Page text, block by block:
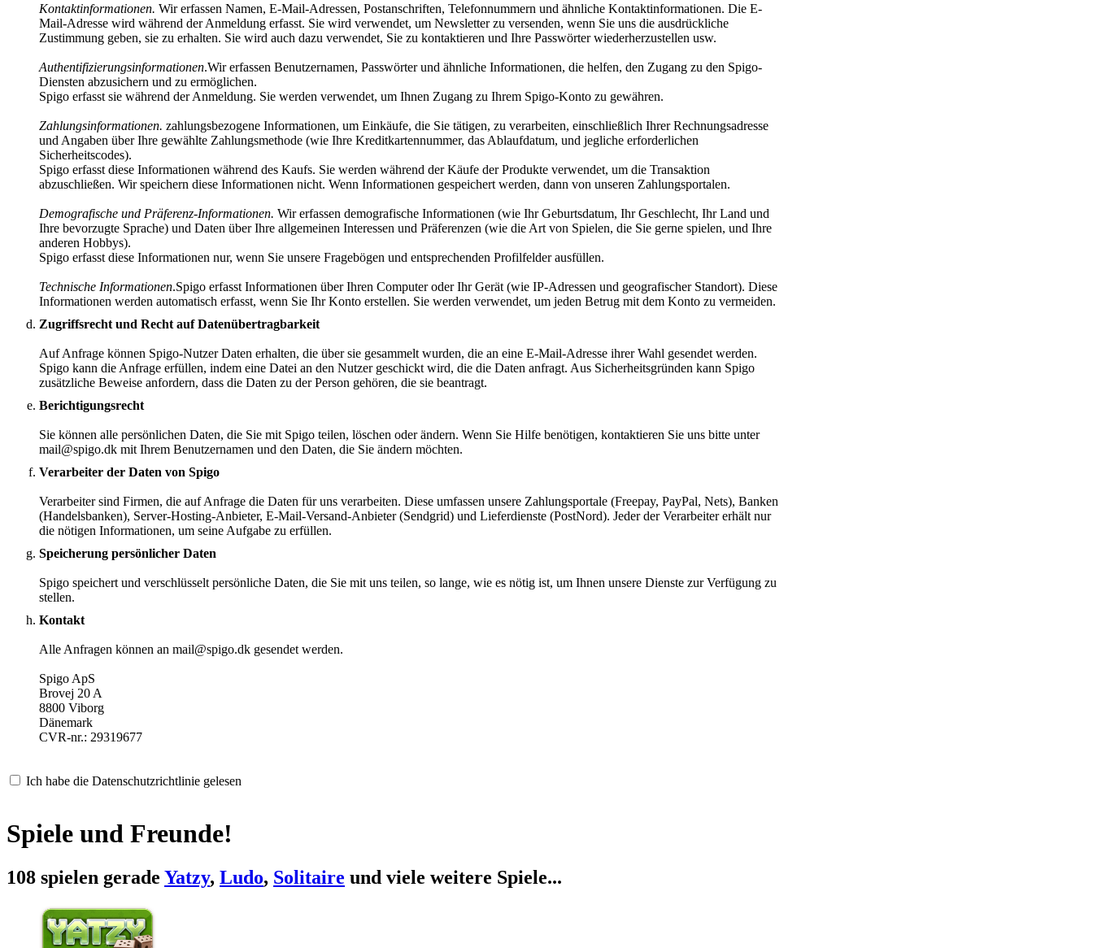
Kontaktinformationen. Wir erfassen Namen, E-Mail-Adressen, Postanschriften, Telefonnummern und ähnliche Kontaktinformationen. Die E-
Mail-Adresse wird während der Anmeldung erfasst. Sie wird verwendet, um Newsletter zu versenden, wenn Sie uns die ausdrückliche
Zustimmung geben, sie zu erhalten. Sie wird auch dazu verwendet, Sie zu kontaktieren und Ihre Passwörter wiederherzustellen usw.
Authentifizierungsinformationen.Wir erfassen Benutzernamen, Passwörter und ähnliche Informationen, die helfen, den Zugang zu den Spigo-
Diensten abzusichern und zu ermöglichen.
Spigo erfasst sie während der Anmeldung. Sie werden verwendet, um Ihnen Zugang zu Ihrem Spigo-Konto zu gewähren.
Zahlungsinformationen. zahlungsbezogene Informationen, um Einkäufe, die Sie tätigen, zu verarbeiten, einschließlich Ihrer Rechnungsadresse
und Angaben über Ihre gewählte Zahlungsmethode (wie Ihre Kreditkartennummer, das Ablaufdatum, und jegliche erforderlichen
Sicherheitscodes).
Spigo erfasst diese Informationen während des Kaufs. Sie werden während der Käufe der Produkte verwendet, um die Transaktion
abzuschließen. Wir speichern diese Informationen nicht. Wenn Informationen gespeichert werden, dann von unseren Zahlungsportalen.
Demografische und Präferenz-Informationen. Wir erfassen demografische Informationen (wie Ihr Geburtsdatum, Ihr Geschlecht, Ihr Land und
Ihre bevorzugte Sprache) und Daten über Ihre allgemeinen Interessen und Präferenzen (wie die Art von Spielen, die Sie gerne spielen, und Ihre
anderen Hobbys).
Spigo erfasst diese Informationen nur, wenn Sie unsere Fragebögen und entsprechenden Profilfelder ausfüllen.
Technische Informationen.Spigo erfasst Informationen über Ihren Computer oder Ihr Gerät (wie IP-Adressen und geografischer Standort). Diese
Informationen werden automatisch erfasst, wenn Sie Ihr Konto erstellen. Sie werden verwendet, um jeden Betrug mit dem Konto zu vermeiden.
Zugriffsrecht und Recht auf Datenübertragbarkeit
Auf Anfrage können Spigo-Nutzer Daten erhalten, die über sie gesammelt wurden, die an eine E-Mail-Adresse ihrer Wahl gesendet werden.
Spigo kann die Anfrage erfüllen, indem eine Datei an den Nutzer geschickt wird, die die Daten anfragt. Aus Sicherheitsgründen kann Spigo
zusätzliche Beweise anfordern, dass die Daten zu der Person gehören, die sie beantragt.
Berichtigungsrecht
Sie können alle persönlichen Daten, die Sie mit Spigo teilen, löschen oder ändern. Wenn Sie Hilfe benötigen, kontaktieren Sie uns bitte unter
mail@spigo.dk mit Ihrem Benutzernamen und den Daten, die Sie ändern möchten.
Verarbeiter der Daten von Spigo
Verarbeiter sind Firmen, die auf Anfrage die Daten für uns verarbeiten. Diese umfassen unsere Zahlungsportale (Freepay, PayPal, Nets), Banken
(Handelsbanken), Server-Hosting-Anbieter, E-Mail-Versand-Anbieter (Sendgrid) und Lieferdienste (PostNord). Jeder der Verarbeiter erhält nur
die nötigen Informationen, um seine Aufgabe zu erfüllen.
Speicherung persönlicher Daten
Spigo speichert und verschlüsselt persönliche Daten, die Sie mit uns teilen, so lange, wie es nötig ist, um Ihnen unsere Dienste zur Verfügung zu
stellen.
Kontakt
Alle Anfragen können an mail@spigo.dk gesendet werden.
Spigo ApS
Brovej 20 A
8800 Viborg
Dänemark
CVR-nr.: 29319677
Ich habe die Datenschutzrichtlinie gelesen
Spiele und Freunde!
108 spielen gerade Yatzy, Ludo, Solitaire und viele weitere Spiele...